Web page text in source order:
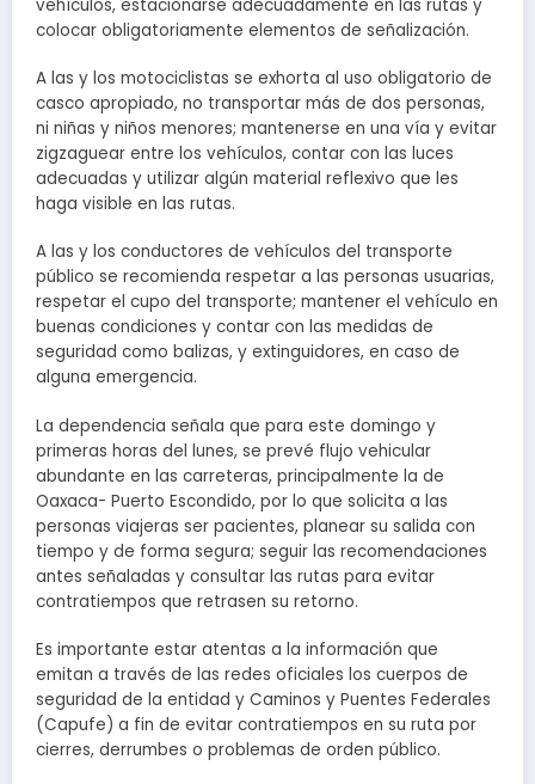
vehículos, estacionarse adecuadamente en las rutas y
colocar obligatoriamente elementos de señalización.
A las y los motociclistas se exhorta al uso obligatorio de
casco apropiado, no transportar más de dos personas,
ni niñas y niños menores; mantenerse en una vía y evitar
zigzaguear entre los vehículos, contar con las luces
adecuadas y utilizar algún material reflexivo que les
haga visible en las rutas.
A las y los conductores de vehículos del transporte
público se recomienda respetar a las personas usuarias,
respetar el cupo del transporte; mantener el vehículo en
buenas condiciones y contar con las medidas de
seguridad como balizas, y extinguidores, en caso de
alguna emergencia.
La dependencia señala que para este domingo y
primeras horas del lunes, se prevé flujo vehicular
abundante en las carreteras, principalmente la de
Oaxaca- Puerto Escondido, por lo que solicita a las
personas viajeras ser pacientes, planear su salida con
tiempo y de forma segura; seguir las recomendaciones
antes señaladas y consultar las rutas para evitar
contratiempos que retrasen su retorno.
Es importante estar atentas a la información que
emitan a través de las redes oficiales los cuerpos de
seguridad de la entidad y Caminos y Puentes Federales
(Capufe) a fin de evitar contratiempos en su ruta por
cierres, derrumbes o problemas de orden público.